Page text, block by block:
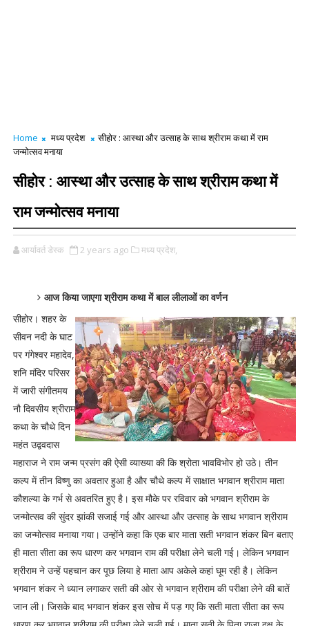
Home मध्य प्रदेश
सीहोर : आस्था और उत्साह के साथ श्रीराम कथा में राम
जन्मोत्सव मनाया
सीहोर : आस्था और उत्साह के साथ श्रीराम कथा में
राम जन्मोत्सव मनाया
आर्यावर्त डेस्क 2 years ago मध्य प्रदेश,
आज किया जाएगा श्रीराम कथा में बाल लीलाओं का वर्णन
सीहोर। शहर के
सीवन नदी के घाट
पर गंगेश्वर महादेव,
शनि मंदिर परिसर
में जारी संगीतमय
नौ दिवसीय श्रीराम
कथा के चौथे दिन
महंत उद्ववदास
महाराज ने राम जन्म प्रसंग की ऐसी व्याख्या की कि श्रोता भावविभोर हो उठे। तीन
कल्प में तीन विष्णु का अवतार हुआ है और चौथे कल्प में साक्षात भगवान श्रीराम माता
कौशल्या के गर्भ से अवतरित हुए है। इस मौके पर रविवार को भगवान श्रीराम के
जन्मोत्सव की सुंदर झांकी सजाई गई और आस्था और उत्साह के साथ भगवान श्रीराम
का जन्मोत्सव मनाया गया। उन्होंने कहा कि एक बार माता सती भगवान शंकर बिन बताए
ही माता सीता का रूप धारण कर भगवान राम की परीक्षा लेने चली गई। लेकिन भगवान
श्रीराम ने उन्हें पहचान कर पूछ लिया हे माता आप अकेले कहां घूम रही है। लेकिन
भगवान शंकर ने ध्यान लगाकर सती की ओर से भगवान श्रीराम की परीक्षा लेने की बातें
जान ली। जिसके बाद भगवान शंकर इस सोच में पड़ गए कि सती माता सीता का रूप